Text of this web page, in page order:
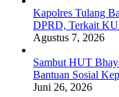
Kapolres Tulang
DPRD, Terkait
Agustus 7, 2026
Sambut HUT
Bantuan Sosial
Juni 26, 2026